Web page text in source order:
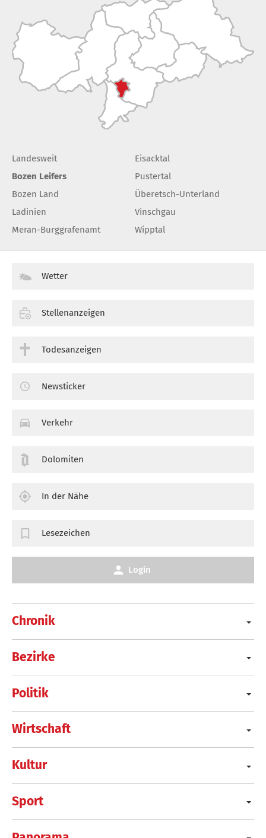
Landesweit
Bozen Leifers
Bozen Land
Ladinien
Meran-Burggrafenamt
Eisacktal
Pustertal
Überetsch-Unterland
Vinschgau
Wipptal
Chronik
Bezirke
Politik
Wirtschaft
Kultur
Sport
Wetter
Stellenanzeigen
Todesanzeigen
Newsticker
Verkehr
Dolomiten
In der Nähe
Lesezeichen
Login